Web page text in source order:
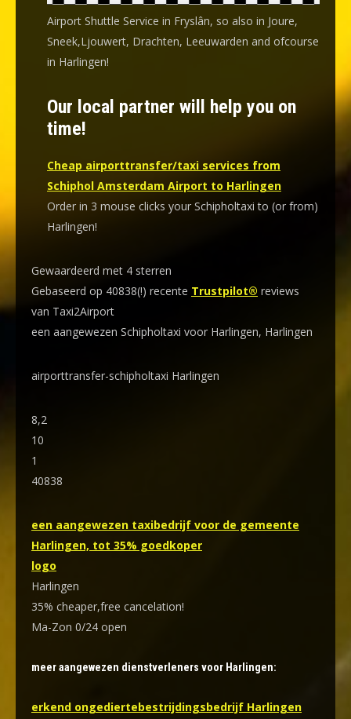
Airport Shuttle Service in Fryslân, so also in Joure,
Sneek,Ljouwert, Drachten, Leeuwarden and ofcourse
in Harlingen!
Our local partner will help you on
time!
Cheap airporttransfer/taxi services from
Schiphol Amsterdam Airport to Harlingen
Order in 3 mouse clicks your Schipholtaxi to (or from)
Harlingen!
Gewaardeerd met 4 sterren
Gebaseerd op 40838(!) recente Trustpilot® reviews
van Taxi2Airport
een aangewezen Schipholtaxi voor Harlingen, Harlingen
airporttransfer-schipholtaxi Harlingen
8,2
10
1
40838
een aangewezen taxibedrijf voor de gemeente
Harlingen, tot 35% goedkoper
logo
Harlingen
35% cheaper,free cancelation!
Ma-Zon 0/24 open
meer aangewezen dienstverleners voor Harlingen:
erkend ongediertebestrijdingsbedrijf Harlingen